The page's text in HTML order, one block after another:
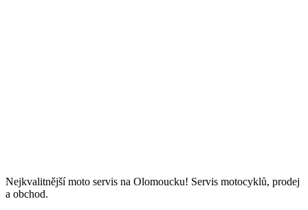
Nejkvalitnější moto servis na Olomoucku! Servis motocyklů, prodej
a obchod.